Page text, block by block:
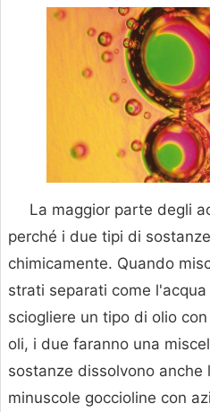
La maggior parte degli
perché i due tipi di
chimicamente. Quando
strati separati come
sciogliere un tipo di olio
oli, i due faranno una
sostanze dissolvono anche
minuscole goccioline con